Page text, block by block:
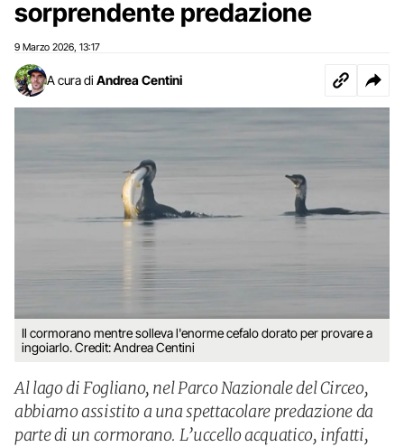
sorprendente predazione
9 Marzo 2026 13:17
A cura di Andrea Centini
Il cormorano mentre solleva l'enorme cefalo dorato per provare a
ingoiarlo. Credit: Andrea Centini
Al lago di Fogliano, nel Parco Nazionale del Circeo,
abbiamo assistito a una spettacolare predazione da
parte di un cormorano. L’uccello acquatico, infatti,